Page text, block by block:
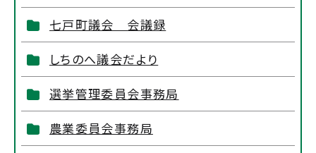
七戸町議会 会議録
しちのへ議会だより
選挙管理委員会事務局
農業委員会事務局